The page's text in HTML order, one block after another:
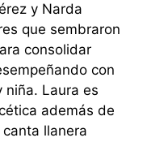
y Narda
que sembraron
consolidar
con
niña. Laura es
además de
llanera